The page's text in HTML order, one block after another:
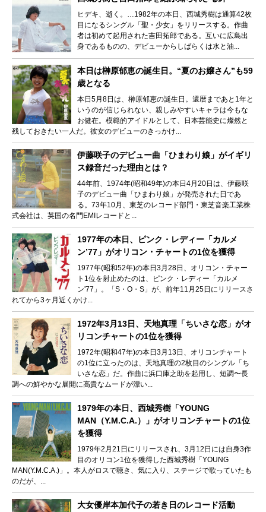
ヒデキ、逝く。…1982年の本日、西城秀樹は通算42枚
目になるシングル「聖・少女」をリリースする。作曲
者は初めて起用された吉田拓郎である。互いに広島出
身であるものの、デビューからしばらくは水と油...
本日は榊原郁恵の誕生日。“夏のお嬢さん”も59
歳となる
本日5月8日は、榊原郁恵の誕生日。還暦まであと1年と
いうのが信じられない、親しみやすいキャラは今もな
お健在。模範的アイドルとして、日本芸能史に燦然と
残しておきたい一人だ。彼女のデビューのきっかけ...
伊藤咲子のデビュー曲「ひまわり娘」がイギリ
ス録音だった理由とは？
44年前、1974年(昭和49年)の本日4月20日は、伊藤咲
子のデビュー曲「ひまわり娘」が発売された日であ
る。73年10月、東芝のレコード部門・東芝音楽工業株
式会社は、英国の名門EMIレコードと...
1977年の本日、ピンク・レディー「カルメ
ン’77」がオリコン・チャートの1位を獲得
1977年(昭和52年)の本日3月28日、オリコン・チャー
ト1位を射止めたのは、ピンク・レディー「カルメ
ン'77」。「S・O・S」が、前年11月25日にリリースさ
れてから3ヶ月近くかけ...
1972年3月13日、天地真理「ちいさな恋」がオ
リコンチャートの1位を獲得
1972年(昭和47年)の本日3月13日、オリコンチャート
の1位に立ったのは、天地真理の2枚目のシングル「ち
いさな恋」だ。作曲に浜口庫之助を起用し、短調〜長
調への鮮やかな展開に高貴なムードが漂い...
1979年の本日、西城秀樹「YOUNG
MAN（Y.M.C.A.）」がオリコンチャートの1位
を獲得
1979年2月21日にリリースされ、3月12日には自身3作
目のオリコン1位を獲得した西城秀樹「YOUNG
MAN(Y.M.C.A.)」。本人がロスで聴き、気に入り、ステージで歌っていたも
のだが、...
大女優岸本加代子の若き日のレコード活動